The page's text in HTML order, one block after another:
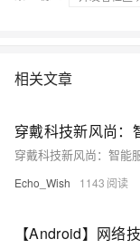
相关文章
穿戴科技新风尚：
穿戴科技新风尚：智能
Echo_Wish 1143